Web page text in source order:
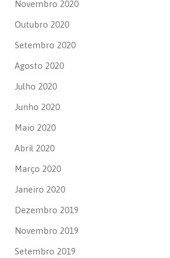
Novembro 2020
Outubro 2020
Setembro 2020
Agosto 2020
Julho 2020
Junho 2020
Maio 2020
Abril 2020
Março 2020
Janeiro 2020
Dezembro 2019
Novembro 2019
Setembro 2019